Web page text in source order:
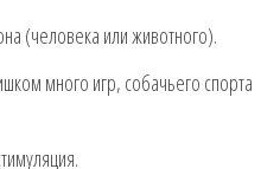
(человека или животного).
много игр, собачьего спорта